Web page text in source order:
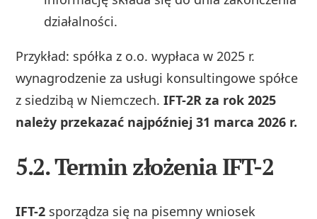
działalności.
Przykład: spółka z o.o. wypłaca w 2025 r.
wynagrodzenie za usługi konsultingowe spółce
z siedzibą w Niemczech.IFT-2R za rok 2025
należy przekazać najpóźniej 31 marca 2026 r.
5.2. Termin złożenia IFT-2
IFT-2 sporządza się na pisemny wniosek